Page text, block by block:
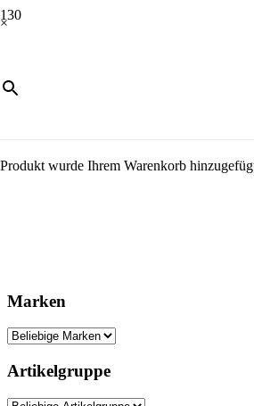
×
Produkt wurde Ihrem Warenkorb
Marken
Artikelgruppe